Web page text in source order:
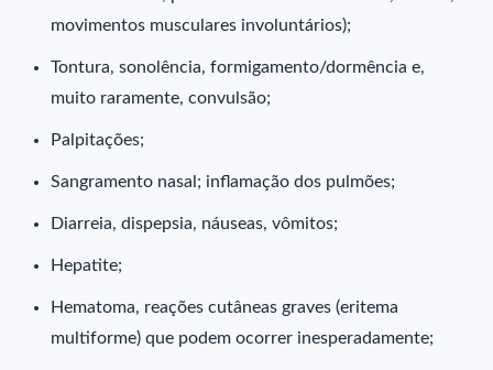
movimentos musculares involuntários);
Tontura, sonolência, formigamento/dormência e,
muito raramente, convulsão;
Palpitações;
Sangramento nasal; inflamação dos pulmões;
Diarreia, dispepsia, náuseas, vômitos;
Hepatite;
Hematoma, reações cutâneas graves (eritema
multiforme) que podem ocorrer inesperadamente;